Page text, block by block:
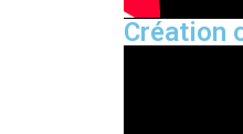
Création